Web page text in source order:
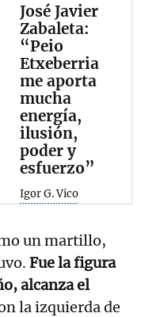
José Javier
Zabaleta:
“Peio
Etxeberria
me aporta
mucha
energía,
ilusión,
poder y
esfuerzo”
Igor G. Vico
un martillo,
Fue la figura
alcanza el
la izquierda de